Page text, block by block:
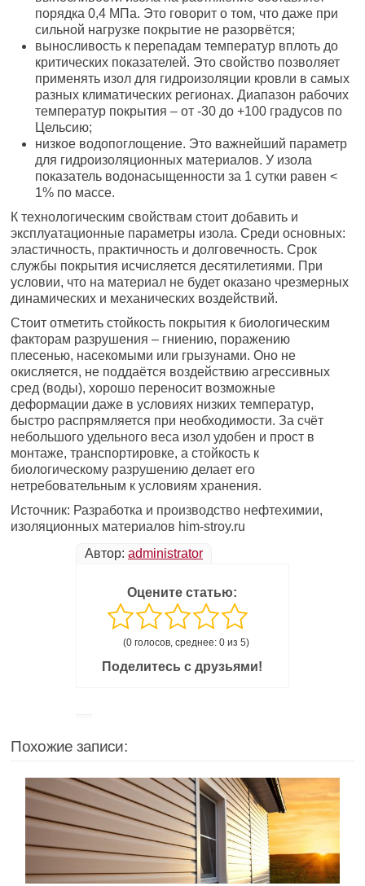
порядка 0,4 МПа. Это говорит о том, что даже при
сильной нагрузке покрытие не разорвётся;
выносливость к перепадам температур вплоть до
критических показателей. Это свойство позволяет
применять изол для гидроизоляции кровли в самых
разных климатических регионах. Диапазон рабочих
температур покрытия – от -30 до +100 градусов по
Цельсию;
низкое водопоглощение. Это важнейший параметр
для гидроизоляционных материалов. У изола
показатель водонасыщенности за 1 сутки равен <
1% по массе.
К технологическим свойствам стоит добавить и
эксплуатационные параметры изола. Среди основных:
эластичность, практичность и долговечность. Срок
службы покрытия исчисляется десятилетиями. При
условии, что на материал не будет оказано чрезмерных
динамических и механических воздействий.
Стоит отметить стойкость покрытия к биологическим
факторам разрушения – гниению, поражению
плесенью, насекомыми или грызунами. Оно не
окисляется, не поддаётся воздействию агрессивных
сред (воды), хорошо переносит возможные
деформации даже в условиях низких температур,
быстро распрямляется при необходимости. За счёт
небольшого удельного веса изол удобен и прост в
монтаже, транспортировке, а стойкость к
биологическому разрушению делает его
нетребовательным к условиям хранения.
Источник: Разработка и производство нефтехимии,
изоляционных материалов him-stroy.ru
Автор: administrator
Оцените статью:
(0 голосов, среднее: 0 из 5)
Поделитесь с друзьями!
Похожие записи: